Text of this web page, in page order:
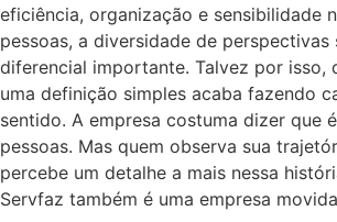
eficiência, organização e sensibilidade
pessoas, a diversidade de perspectivas
diferencial importante. Talvez por isso,
uma definição simples acaba fazendo
sentido. A empresa costuma dizer que
pessoas. Mas quem observa sua
percebe um detalhe a mais nessa
Servfaz também é uma empresa